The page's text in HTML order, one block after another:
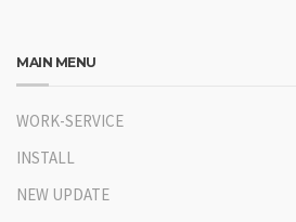
MAIN MENU
WORK-SERVICE
INSTALL
NEW UPDATE